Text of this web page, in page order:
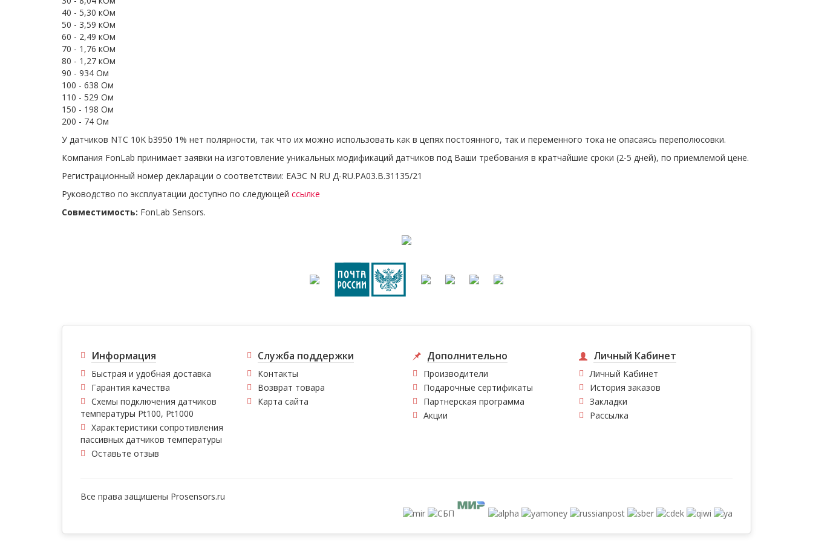
40 - 5,30 кОм
50 - 3,59 кОм
60 - 2,49 кОм
70 - 1,76 кОм
80 - 1,27 кОм
90 - 934 Ом
100 - 638 Ом
110 - 529 Ом
150 - 198 Ом
200 - 74 Ом
У датчиков NTC 10K b3950 1% нет полярности, так что их можно использовать как в цепях постоянного, так и переменного тока не опасаясь переполюсовки.
Компания FonLab принимает заявки на изготовление уникальных модификаций датчиков под Ваши требования в кратчайшие сроки (2-5 дней), по приемлемой цене.
Регистрационный номер декларации о соответствии: ЕАЭС N RU Д-RU.РА03.В.31135/21
Руководство по эксплуатации доступно по следующей ссылке
Совместимость: FonLab Sensors.
Информация
Быстрая и удобная доставка
Гарантия качества
Схемы подключения датчиков
температуры Pt100, Pt1000
Характеристики сопротивления
пассивных датчиков температуры
Оставьте отзыв
Служба поддержки
Контакты
Возврат товара
Карта сайта
Дополнительно
Производители
Подарочные сертификаты
Партнерская программа
Акции
Личный Кабинет
Личный Кабинет
История заказов
Закладки
Рассылка
Все права защишены Prosensors.ru